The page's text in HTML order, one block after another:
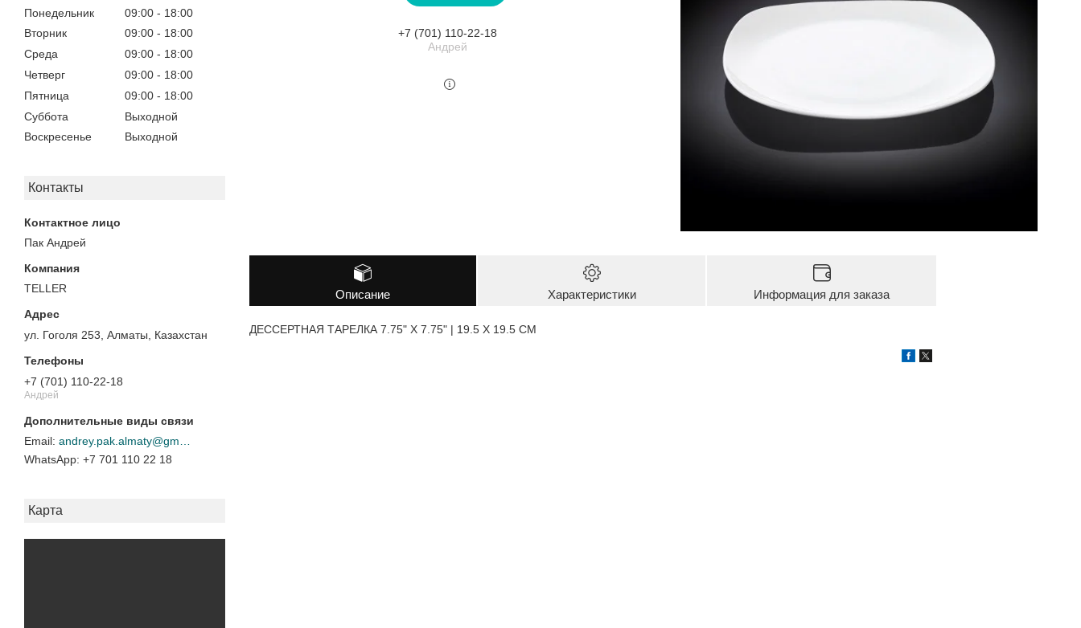
Понедельник 09:00
18:00
Вторник
09:00
18:00
Среда
09:00
18:00
Четверг
09:00
18:00
Пятница
09:00
18:00
Суббота
Выходной
Воскресенье
Выходной
Контакты
Пак Андрей
TELLER
ул. Гоголя 253, Алматы, Казахстан
+7 (701) 110-22-18
Андрей
+7 701 110 22 18
Карта
+7 (701) 110-22-18
Андрей
Описание Характеристики Информация для заказа
ДЕССЕРТНАЯ ТАРЕЛКА 7.75" X 7.75" | 19.5 X 19.5 CM